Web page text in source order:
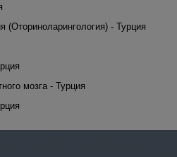
(Оториноларингология) - Турция
мозга - Турция